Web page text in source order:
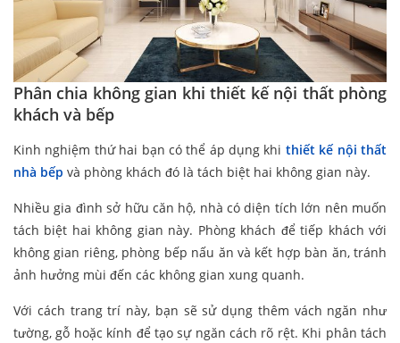
Phân chia không gian khi thiết kế nội thất phòng
khách và bếp
Kinh nghiệm thứ hai bạn có thể áp dụng khi thiết kế nội thất
nhà bếp và phòng khách đó là tách biệt hai không gian này.
Nhiều gia đình sở hữu căn hộ, nhà có diện tích lớn nên muốn
tách biệt hai không gian này. Phòng khách để tiếp khách với
không gian riêng, phòng bếp nấu ăn và kết hợp bàn ăn, tránh
ảnh hưởng mùi đến các không gian xung quanh.
Với cách trang trí này, bạn sẽ sử dụng thêm vách ngăn như
tường, gỗ hoặc kính để tạo sự ngăn cách rõ rệt. Khi phân tách